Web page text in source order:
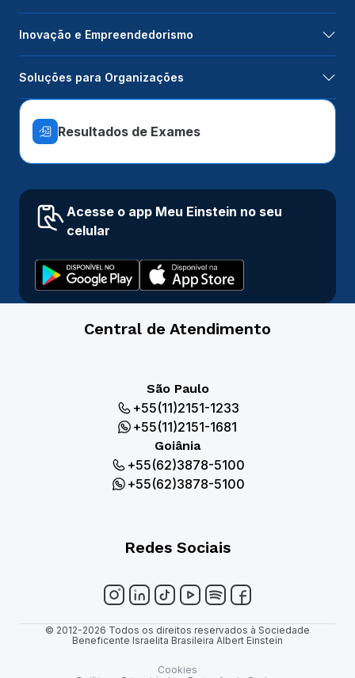
Inovação e Empreendedorismo
Soluções para Organizações
Resultados de Exames
Acesse o app Meu Einstein no seu
celular
Central de Atendimento
São Paulo
+55(11)2151-1233
+55(11)2151-1681
Goiânia
+55(62)3878-5100
+55(62)3878-5100
Redes Sociais
© 2012-2026 Todos os direitos reservados à Sociedade
Beneficente Israelita Brasileira Albert Einstein
Cookies